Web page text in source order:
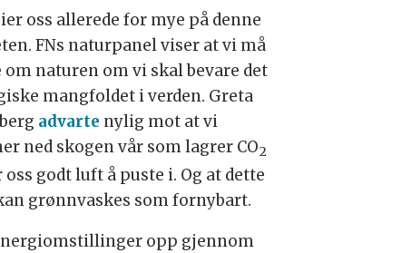
oss allerede for mye på denne
FNs naturpanel viser at vi må
om naturen om vi skal bevare det
mangfoldet i verden. Greta
advarte nylig mot at vi
ned skogen vår som lagrer CO2
oss godt luft å puste i. Og at dette
grønnvaskes som fornybart.
opp gjennom